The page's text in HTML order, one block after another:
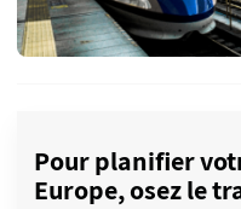
Pour planifier
Europe, osez le